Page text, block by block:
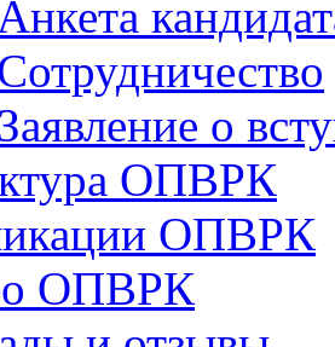
о
ОПВРК
ОПВРК
ОПВРК